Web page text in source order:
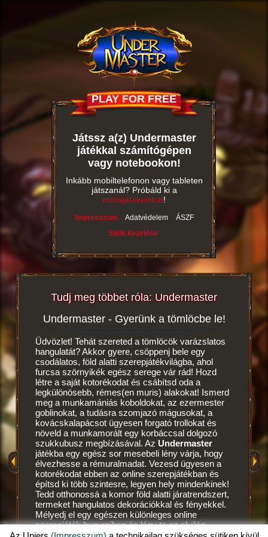
PLAY FOR FREE
Játssz a(z) Undermaster
játékkal számítógépen
vagy notebookon!
Inkább mobiltelefonon vagy tableten
játszanál? Próbáld ki a
mobiljátékainkat!
Impresszum Adatvédelem
ÁSZF
Sütik kezelése
Tudj meg többet róla: Undermaster
Undermaster - Gyerünk a tömlöcbe le!
Üdvözlet! Tehát szereted a tömlöcök varázslatos
hangulatát? Akkor gyere, csöppenj bele egy
csodálatos, föld alatti szerepjátékvilágba, ahol
furcsa szörnyikék egész serege vár rád! Hozd
létre a saját kotorékodat és csábítsd oda a
legkülönösebb, rémes(en muris) alakokat! Ismerd
meg a munkamániás koboldokat, az ezermester
goblinokat, a tudásra szomjazó mágusokat, a
kovácskalapácsot ügyesen forgató trollokat és
növeld a munkamorált egy korbáccsal dolgozó
szukkubusz megbízásával. Az Undermaster
játékba egy egész sor mesebeli lény várja, hogy
élvezhesse a rémuralmadat. Vezesd ügyesen a
kotorékodat ebben az online szerepjátékban és
építsd ki több szintesre, legyen hely mindenkinek!
Tedd otthonossá a komor föld alatti járatrendszert,
termeket hangulatos dekorációkkal és fényekkel.
Mélyedj el egy egészen különleges online
szerepjáték bugyraiban és légy te az alvilág
mestere, egy igazi undermaster! Szeretnéd tudni,
Ez egy
egész
neked,
első
a
amatőr